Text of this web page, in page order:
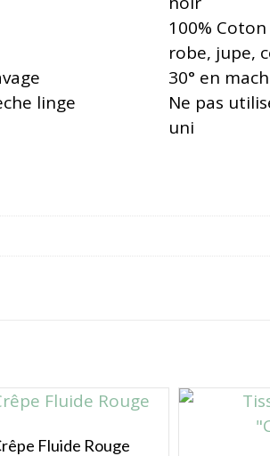
100% Coton
robe, jupe,
30° en
linge
Ne pas
uni
Fluide Rouge